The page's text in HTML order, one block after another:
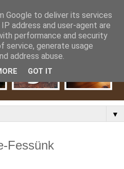
▼
Fessünk
Google to deliver its services
address and user-agent are
performance and security
service, generate usage
address abuse.
GOT IT